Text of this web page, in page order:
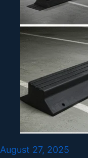
August 27, 2025